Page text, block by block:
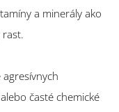
a minerály ako
časté chemické